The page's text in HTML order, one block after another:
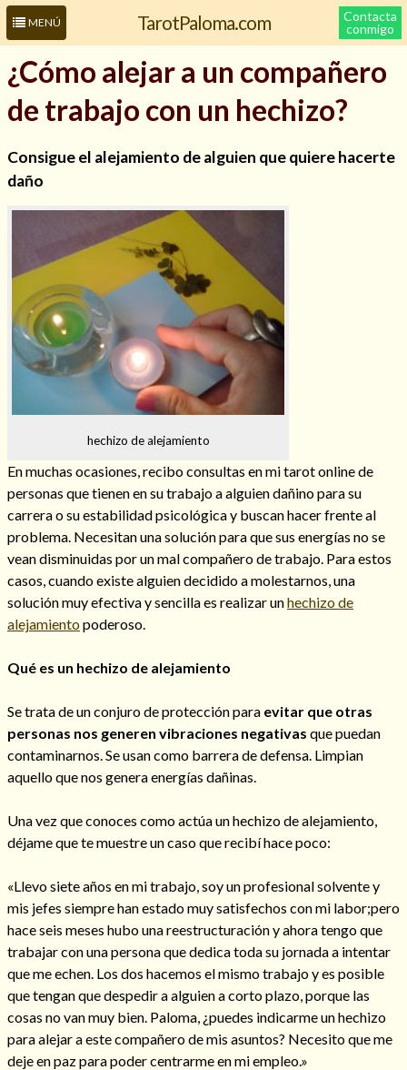
MENÚ TarotPaloma.com
Contacta
conmigo
Leer más sobre mí
Hechizos de amor
Amarre para recuperar a mi pareja
Cómo alejar a la amante de mi esposo
¿Cómo alejar a un compañero
de trabajo con un hechizo?
Consigue el alejamiento de alguien que quiere hacerte
daño
hechizo de alejamiento
En muchas ocasiones, recibo consultas en mi tarot online de
personas que tienen en su trabajo a alguien dañino para su
carrera o su estabilidad psicológica y buscan hacer frente al
problema. Necesitan una solución para que sus energías no se
vean disminuidas por un mal compañero de trabajo. Para estos
casos, cuando existe alguien decidido a molestarnos, una
solución muy efectiva y sencilla es realizar unhechizo de
alejamientopoderoso.
Qué es un hechizo de alejamiento
Se trata de un conjuro de protección para evitar que otras
personas nos generen vibraciones negativas que puedan
contaminarnos. Se usan como barrera de defensa. Limpian
aquello que nos genera energías dañinas.
Una vez que conoces como actúa un hechizo de alejamiento,
déjame que te muestre un caso que recibí hace poco:
«Llevo siete años en mi trabajo, soy un profesional solvente y
mis jefes siempre han estado muy satisfechos con mi labor;pero
hace seis meses hubo una reestructuración y ahora tengo que
trabajar con una persona que dedica toda su jornada a intentar
que me echen. Los dos hacemos el mismo trabajo y es posible
que tengan que despedir a alguien a corto plazo, porque las
cosas no van muy bien. Paloma, ¿puedes indicarme un hechizo
para alejar a este compañero de mis asuntos? Necesito que me
deje en paz para poder centrarme en mi empleo.»